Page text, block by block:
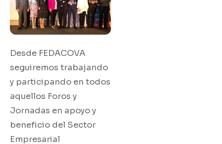
Desde FEDACOVA
seguiremos trabajando
y participando en todos
aquellos Foros y
Jornadas en apoyo y
beneficio del Sector
Empresarial